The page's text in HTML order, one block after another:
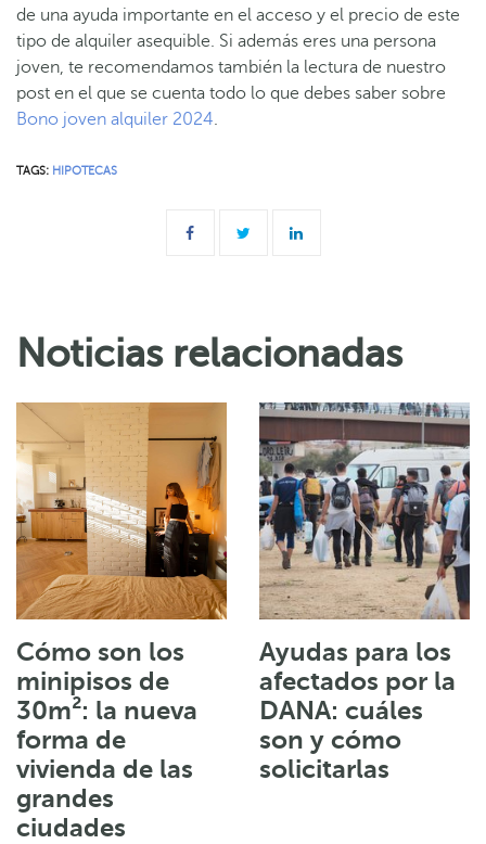
de una ayuda importante en el acceso y el precio de este
tipo de alquiler asequible. Si además eres una persona
joven, te recomendamos también la lectura de nuestro
post en el que se cuenta todo lo que debes saber sobre
Bono joven alquiler 2024.
TAGS: HIPOTECAS
Noticias relacionadas
Cómo son los
minipisos de
30m²: la nueva
forma de
vivienda de las
grandes
ciudades
Ayudas para los
afectados por la
DANA: cuáles
son y cómo
solicitarlas